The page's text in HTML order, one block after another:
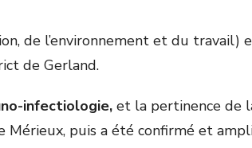
de l’environnement et du travail)
de Gerland.
infectiologie, et la pertinence de
puis a été confirmé et